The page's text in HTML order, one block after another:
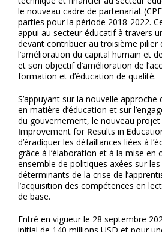
le nouveau cadre de partenariat
parties pour la période 2018-2022.
appui au secteur éducatif à travers
devant contribuer au troisième pilier
l’amélioration du capital humain et
et son objectif d’amélioration de
formation et d’éducation de qualité.
S’appuyant sur la nouvelle
en matière d’éducation et sur
du gouvernement, le nouveau projet
Improvement for Results in E
d’éradiquer les défaillances liées à
grâce à l’élaboration et à la mise en
ensemble de politiques axées sur
déterminants de la crise de
l’acquisition des compétences en
de base.
Entré en vigueur le 28 septembre